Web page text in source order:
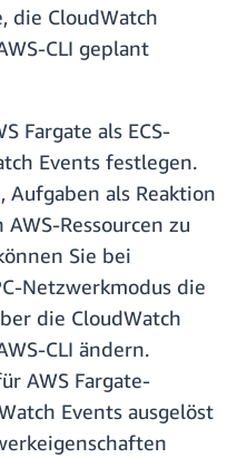
die CloudWatch
CLI geplant
Fargate als ECS-
Events festlegen.
Aufgaben als Reaktion
Ressourcen zu
Sie bei
Netzwerkmodus die
die CloudWatch
CLI ändern.
AWS Fargate-
Events ausgelöst